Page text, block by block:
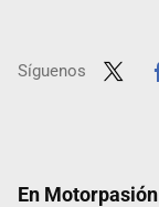
Síguenos
En